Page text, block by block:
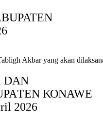
Akbar yang akan
DAN
ΚΟNAWE
2026